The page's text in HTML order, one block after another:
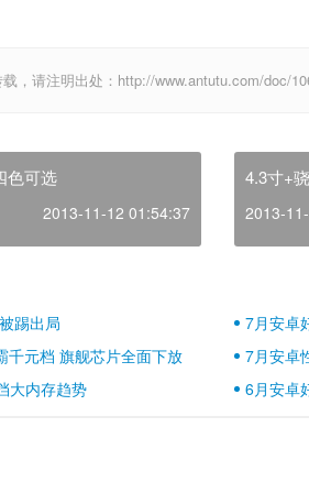
，请注明出处：http://www.antutu.com/doc/
色可选
2013-11-12 01:54:37
4.3寸+
2013-
踢出局
7月安卓
壁江山
千元档 旗舰芯片全面下放
7月安卓
大内存趋势
6月安卓